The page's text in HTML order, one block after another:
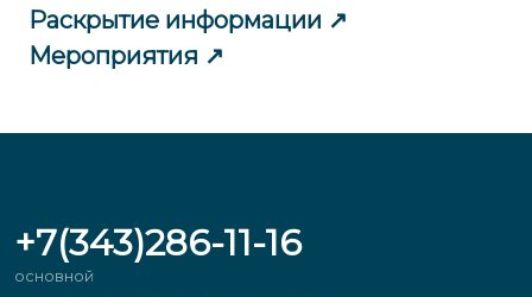
Раскрытие информации
Мероприятия
+7(343)286-11-16
основной